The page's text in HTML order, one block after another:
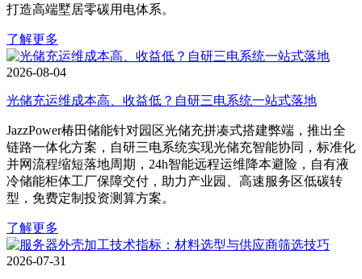
打造高端墅居零碳用电体系。
了解更多
2026-08-04
光储充运维成本高、收益低？自研三电系统一站式落地
JazzPower椿田储能针对园区光储充拼凑式搭建弊端，推出全
链路一体化方案，自研三电系统实现光储充智能协同，标准化
并网流程缩短落地周期，24h智能远程运维降本避险，自有液
冷储能柜体工厂保障交付，助力产业园、高速服务区低碳转
型，免费定制投资测算方案。
了解更多
2026-07-31